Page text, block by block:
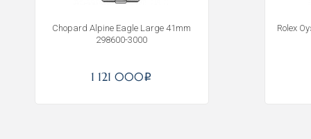
Chopard Alpine Eagle Large 41mm
298600-3000
1 121 000i
Rolex